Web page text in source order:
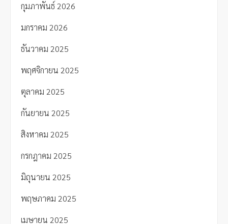
กุมภาพันธ์ 2026
มกราคม 2026
ธันวาคม 2025
พฤศจิกายน 2025
ตุลาคม 2025
กันยายน 2025
สิงหาคม 2025
กรกฎาคม 2025
มิถุนายน 2025
พฤษภาคม 2025
เมษายน 2025